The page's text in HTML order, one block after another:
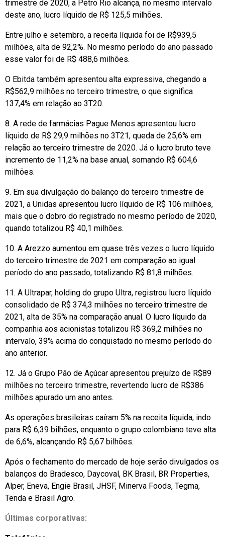
trimestre de 2020, a Petro Rio alcança, no mesmo intervalo
deste ano, lucro líquido de R$ 125,5 milhões.
Entre julho e setembro, a receita líquida foi de R$939,5
milhões, alta de 92,2%. No mesmo período do ano passado
esse valor foi de R$ 488,6 milhões.
O Ebitda também apresentou alta expressiva, chegando a
R$562,9 milhões no terceiro trimestre, o que significa
137,4% em relação ao 3T20.
8. A rede de farmácias Pague Menos apresentou lucro
líquido de R$ 29,9 milhões no 3T21, queda de 25,6% em
relação ao terceiro trimestre de 2020. Já o lucro bruto teve
incremento de 11,2% na base anual, somando R$ 604,6
milhões.
9. Em sua divulgação do balanço do terceiro trimestre de
2021, a Unidas apresentou lucro líquido de R$ 106 milhões,
mais que o dobro do registrado no mesmo período de 2020,
quando totalizou R$ 40,1 milhões.
10. A Arezzo aumentou em quase três vezes o lucro líquido
do terceiro trimestre de 2021 em comparação ao igual
período do ano passado, totalizando R$ 81,8 milhões.
11. A Ultrapar, holding do grupo Ultra, registrou lucro líquido
consolidado de R$ 374,3 milhões no terceiro trimestre de
2021, alta de 35% na comparação anual. O lucro líquido da
companhia aos acionistas totalizou R$ 369,2 milhões no
intervalo, 39% acima do conquistado no mesmo período do
ano anterior.
12. Já o Grupo Pão de Açúcar apresentou prejuízo de R$89
milhões no terceiro trimestre, revertendo lucro de R$386
milhões apurado um ano antes.
As operações brasileiras caíram 5% na receita líquida, indo
para R$ 6,39 bilhões, enquanto o grupo colombiano teve alta
de 6,6%, alcançando R$ 5,67 bilhões.
Após o fechamento do mercado de hoje serão divulgados os
balanços do Bradesco, Daycoval, BK Brasil, BR Properties,
Alper, Eneva, Engie Brasil, JHSF, Minerva Foods, Tegma,
Tenda e Brasil Agro.
Últimas corporativas: